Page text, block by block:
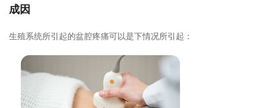
成因
生殖系统所引起的盆腔疼痛可以是下情况所引起：